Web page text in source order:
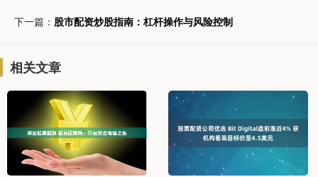
下一篇： 股市配资炒股指南：杠杆操作与风险控制
相关文章